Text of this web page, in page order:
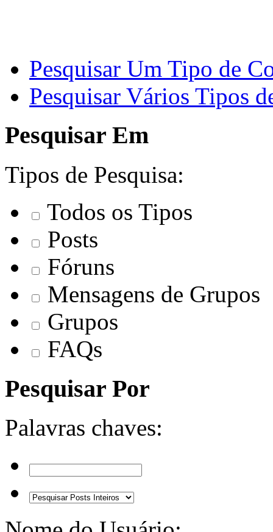
Pesquisar Um Tipo de
Pesquisar Vários Tipos
Pesquisar Em
Tipos de Pesquisa:
Todos os Tipos
Posts
Fóruns
Mensagens de Grupos
Grupos
FAQs
Pesquisar Por
Palavras chaves: